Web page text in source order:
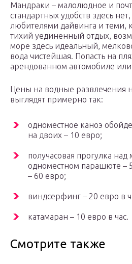
Мандраки – малолюдное и
стандартных удобств здесь
любителями дайвинга и теми,
тихий уединенный отдых,
море здесь идеальный,
вода чистейшая. Попасть на
арендованном автомобиле
Цены на водные развлечения
выглядят примерно так:
одноместное каноэ
на двоих – 10 евро;
получасовая прогулка
одноместном парашюте –
– 60 евро;
виндсерфинг – 20 евро в
катамаран – 10 евро в час.
Смотрите также